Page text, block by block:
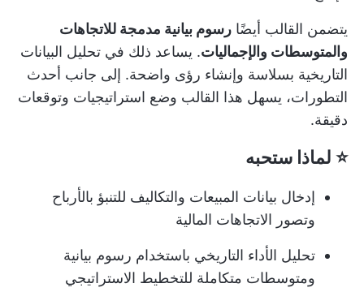
يتضمن القالب أيضًا رسوم بيانية مدمجة للاتجاهات
والمتوسطات والإجماليات. يساعد ذلك في تحليل البيانات
التاريخية بسلاسة وإنشاء رؤى واضحة. إلى جانب أحدث
التطورات، يسهل هذا القالب وضع استراتيجيات وتوقعات
دقيقة.
⭐ لماذا ستحبه
إدخال بيانات المبيعات والتكاليف للتنبؤ بالأرباح
وتصور الاتجاهات المالية
تحليل الأداء التاريخي باستخدام رسوم بيانية
ومتوسطات متكاملة للتخطيط الاستراتيجي